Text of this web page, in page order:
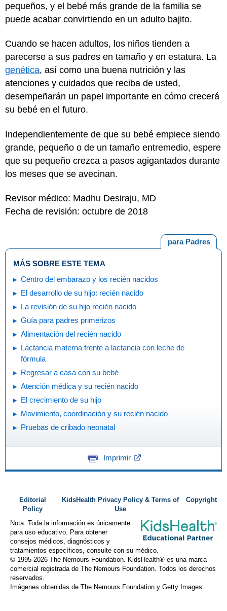
pequeños, y el bebé más grande de la familia se
puede acabar convirtiendo en un adulto bajito.
Cuando se hacen adultos, los niños tienden a
parecerse a sus padres en tamaño y en estatura. La
genética, así como una buena nutrición y las
atenciones y cuidados que reciba de usted,
desempeñarán un papel importante en cómo crecerá
su bebé en el futuro.
Independientemente de que su bebé empiece siendo
grande, pequeño o de un tamaño entremedio, espere
que su pequeño crezca a pasos agigantados durante
los meses que se avecinan.
Revisor médico: Madhu Desiraju, MD
Fecha de revisión: octubre de 2018
para Padres
MÁS SOBRE ESTE TEMA
Centro del embarazo y los recién nacidos
El desarrollo de su hijo: recién nacido
La revisión de su hijo recién nacido
Guía para padres primerizos
Alimentación del recién nacido
Lactancia materna frente a lactancia con leche de
fórmula
Regresar a casa con su bebé
Atención médica y su recién nacido
El crecimiento de su hijo
Movimiento, coordinación y su recién nacido
Pruebas de cribado neonatal
Imprimir
Editorial
Policy
KidsHealth Privacy Policy & Terms of
Use
Copyright
Nota: Toda la información es únicamente
para uso educativo. Para obtener
consejos médicos, diagnósticos y
tratamientos específicos, consulte con su médico.
© 1995-2026 The Nemours Foundation. KidsHealth® es una marca
comercial registrada de The Nemours Foundation. Todos los derechos
reservados.
Imágenes obtenidas de The Nemours Foundation y Getty Images.